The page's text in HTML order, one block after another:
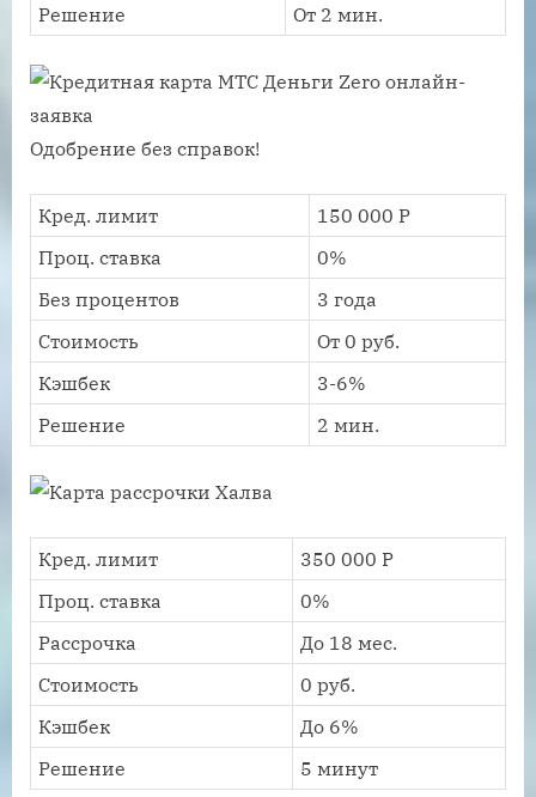
Решение От 2 мин.
Одобрение без справок!
Кред. лимит
150 000 Р
Проц. ставка
0%
Без процентов
3 года
Стоимость
От 0 руб.
Кэшбек
3-6%
Решение
2 мин.
Кред. лимит
350 000 Р
Проц. ставка
0%
Рассрочка
До 18 мес.
Стоимость
0 руб.
Кэшбек
До 6%
Решение
5 минут